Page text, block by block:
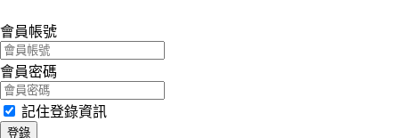
會員帳號
會員密碼
記住登錄資訊
登錄